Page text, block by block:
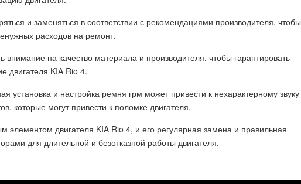
и заменяться в соответствии с рекомендациями производителя, чтобы
расходов на ремонт.
внимание на качество материала и производителя, чтобы гарантировать
двигателя KIA Rio 4.
установка и настройка ремня грм может привести к нехарактерному звуку
которые могут привести к поломке двигателя.
элементом двигателя KIA Rio 4, и его регулярная замена и правильная
для длительной и безотказной работы двигателя.